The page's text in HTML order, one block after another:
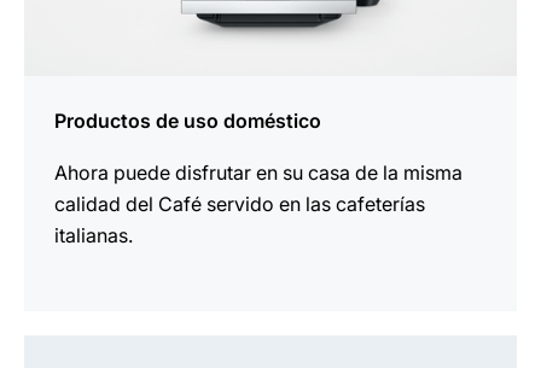
Productos de uso doméstico
Ahora puede disfrutar en su casa de la misma
calidad del Café servido en las cafeterías
italianas.